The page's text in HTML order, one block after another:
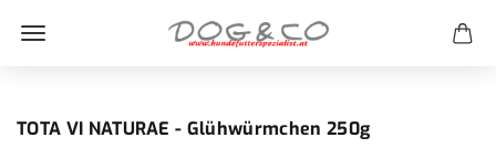
TOTA VI NATURAE - Glühwürmchen 250g